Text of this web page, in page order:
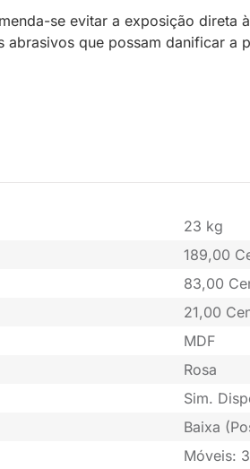
se evitar a exposição
que possam danificar a
23 kg
189,00
83,00
21,00
MDF
Rosa
Sim.
Baixa
Móveis: